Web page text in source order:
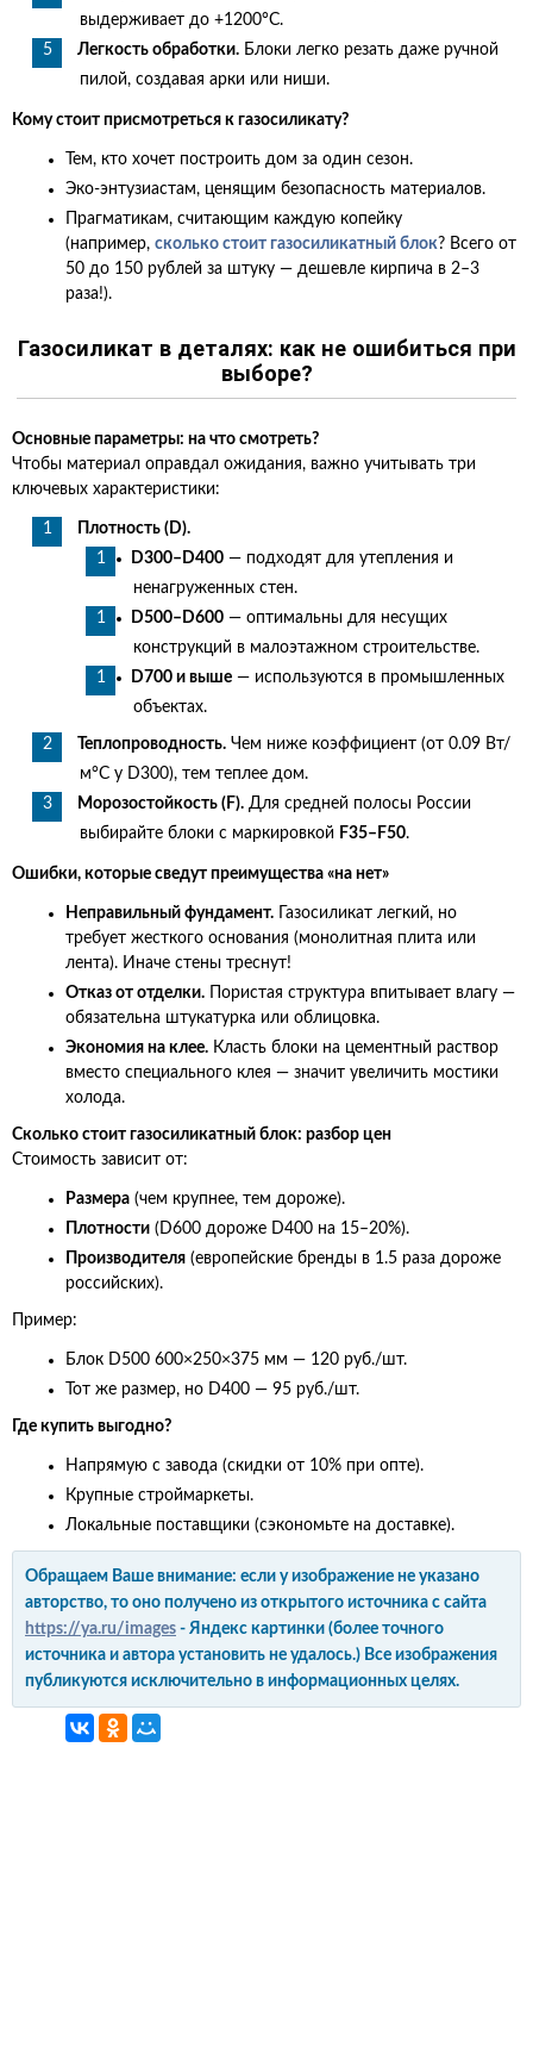
выдерживает до +1200°C.
Легкость обработки. Блоки легко резать даже ручной
пилой, создавая арки или ниши.
Кому стоит присмотреться к газосиликату?
Тем, кто хочет построить дом за один сезон.
Эко-энтузиастам, ценящим безопасность материалов.
Прагматикам, считающим каждую копейку
(например, сколько стоит газосиликатный блок? Всего от
50 до 150 рублей за штуку — дешевле кирпича в 2–3
раза!).
Газосиликат в деталях: как не ошибиться при
выборе?
Основные параметры: на что смотреть?
Чтобы материал оправдал ожидания, важно учитывать три
ключевых характеристики:
Плотность (D).
D300–D400 — подходят для утепления и
ненагруженных стен.
D500–D600 — оптимальны для несущих
конструкций в малоэтажном строительстве.
D700 и выше — используются в промышленных
объектах.
Теплопроводность. Чем ниже коэффициент (от 0.09 Вт/
м°C у D300), тем теплее дом.
Морозостойкость (F). Для средней полосы России
выбирайте блоки с маркировкой F35–F50.
Ошибки, которые сведут преимущества «на нет»
Неправильный фундамент. Газосиликат легкий, но
требует жесткого основания (монолитная плита или
лента). Иначе стены треснут!
Отказ от отделки. Пористая структура впитывает влагу —
обязательна штукатурка или облицовка.
Экономия на клее. Класть блоки на цементный раствор
вместо специального клея — значит увеличить мостики
холода.
Сколько стоит газосиликатный блок: разбор цен
Стоимость зависит от:
Размера (чем крупнее, тем дороже).
Плотности (D600 дороже D400 на 15–20%).
Производителя (европейские бренды в 1.5 раза дороже
российских).
Пример:
Блок D500 600×250×375 мм — 120 руб./шт.
Тот же размер, но D400 — 95 руб./шт.
Где купить выгодно?
Напрямую с завода (скидки от 10% при опте).
Крупные строймаркеты.
Локальные поставщики (сэкономьте на доставке).
Обращаем Ваше внимание: если у изображение не указано
авторство, то оно получено из открытого источника с сайта
https://ya.ru/images - Яндекс картинки (более точного
источника и автора установить не удалось.) Все изображения
публикуются исключительно в информационных целях.